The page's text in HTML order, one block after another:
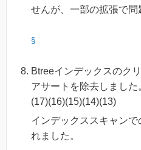
せんが、一部の拡張で問
§
Btreeインデックスのク
アサートを除去しまし
(17)(16)(15)(14)(13)
インデックススキャン
れました。